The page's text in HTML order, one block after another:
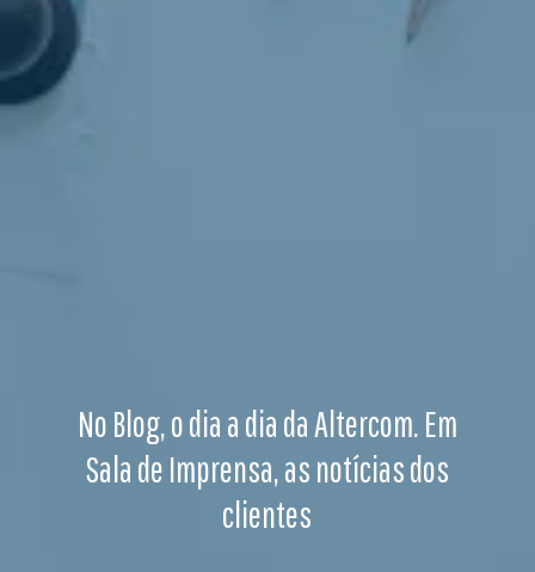
No Blog, o dia a dia da Altercom. Em
Sala de Imprensa, as notícias dos
clientes